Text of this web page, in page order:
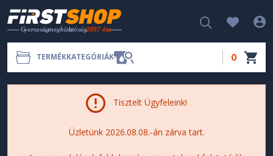
TERMÉKKATEGÓRIÁK 0
Tisztelt Ügyfeleink!
Üzletünk 2026.08.08.-án zárva tart.